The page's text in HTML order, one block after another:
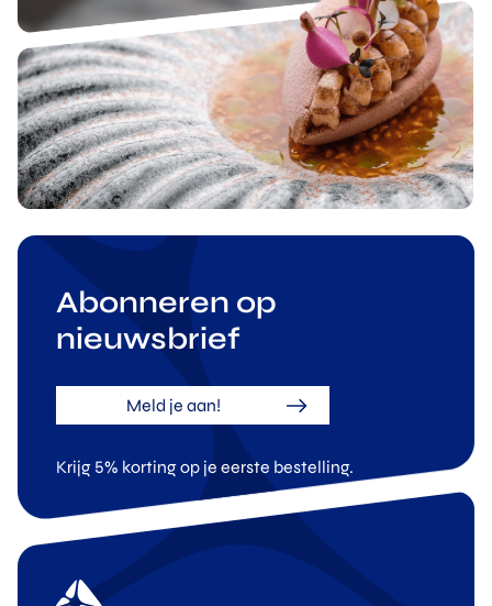
Abonneren op
nieuwsbrief
Meld je aan!
Krijg 5% korting op je eerste bestelling.